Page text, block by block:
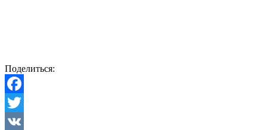
Поделиться:
Facebook
Twitter